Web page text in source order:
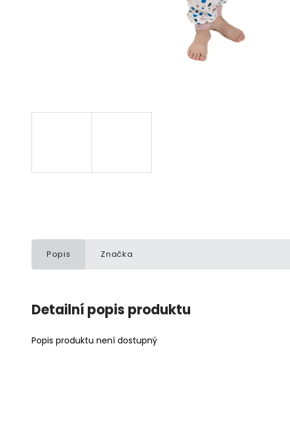
Popis Značka
Detailní popis produktu
Popis produktu není dostupný